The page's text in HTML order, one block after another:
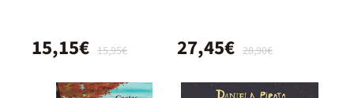
15,95€
15,15€ 28,90€
27,45€